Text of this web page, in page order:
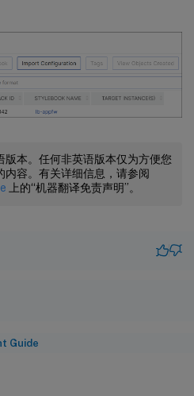
本。任何非英语版本仅为方便您
容。有关详细信息，请参阅
上的“机器翻译免责声明”。
Guide